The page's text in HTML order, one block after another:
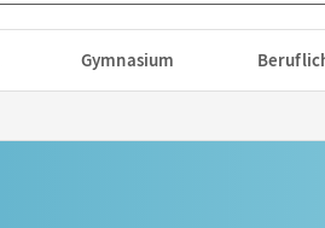
Gymnasium